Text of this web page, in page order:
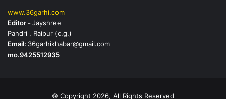
www.36garhi.com
Editor -Jayshree
Pandri , Raipur (c.g.)
Email: 36garhikhabar@gmail.com
mo.9425512935
© Copyright 2026, All Rights Reserved